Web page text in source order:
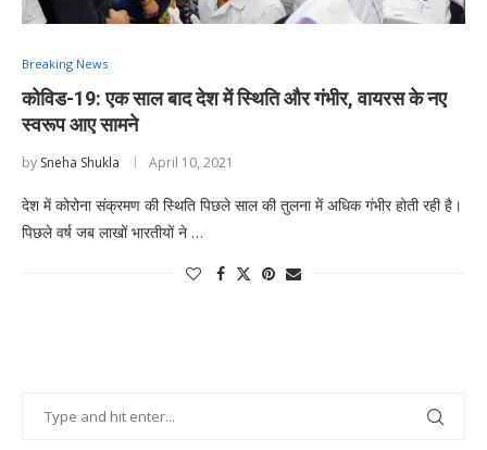
Breaking News
कोविड-19: एक साल बाद देश में स्थिति और गंभीर, वायरस के नए
स्वरूप आए सामने
by Sneha Shukla April 10, 2021
देश में कोरोना संक्रमण की स्थिति पिछले साल की तुलना में अधिक गंभीर होती रही है।
पिछले वर्ष जब लाखों भारतीयों ने …